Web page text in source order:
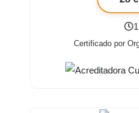
Certificado por